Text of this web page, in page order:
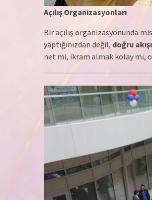
Açılış Organizasyonları
Bir açılış organizasyonunda
yaptığınızdan değil, doğru
net mi, ikram almak kolay mı,